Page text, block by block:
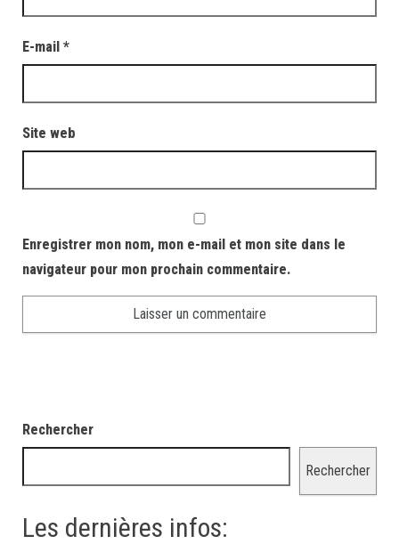
E-mail *
Site web
Enregistrer mon nom, mon e-mail et mon site dans le
navigateur pour mon prochain commentaire.
Rechercher
Rechercher
Les dernières infos: